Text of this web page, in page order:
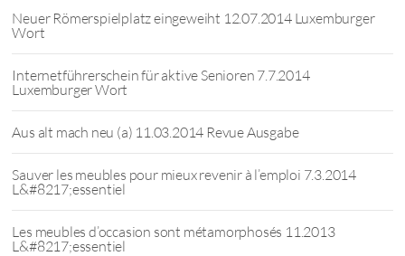
Neuer Römerspielplatz eingeweiht 12.07.2014 Luxemburger
Wort
Internetführerschein für aktive Senioren 7.7.2014
Luxemburger Wort
Aus alt mach neu (a) 11.03.2014 Revue Ausgabe
Sauver les meubles pour mieux revenir à l’emploi 7.3.2014
L&#8217;essentiel
Les meubles d’occasion sont métamorphosés 11.2013
L&#8217;essentiel